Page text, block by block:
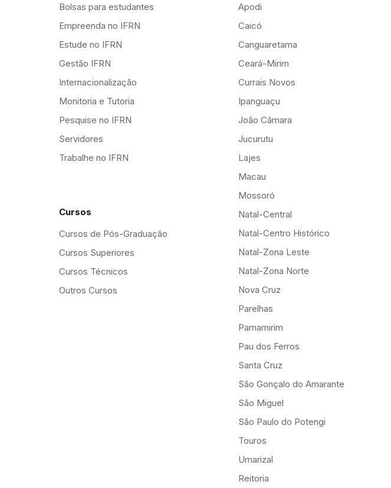
Bolsas para estudantes
Empreenda no IFRN
Estude no IFRN
Gestão IFRN
Internacionalização
Monitoria e Tutoria
Pesquise no IFRN
Servidores
Trabalhe no IFRN
Cursos
Cursos de Pós-Graduação
Cursos Superiores
Cursos Técnicos
Outros Cursos
Apodi
Caicó
Canguaretama
Ceará-Mirim
Currais Novos
Ipanguaçu
João Câmara
Jucurutu
Lajes
Macau
Mossoró
Natal-Central
Natal-Centro Histórico
Natal-Zona Leste
Natal-Zona Norte
Nova Cruz
Parelhas
Parnamirim
Pau dos Ferros
Santa Cruz
São Gonçalo do Amarante
São Miguel
São Paulo do Potengi
Touros
Umarizal
Reitoria